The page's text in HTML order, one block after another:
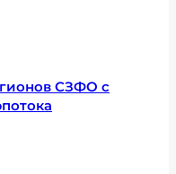
СЗФО с